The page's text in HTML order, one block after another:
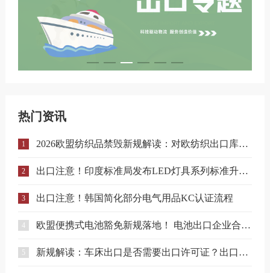
热门资讯
1 2026欧盟纺织品禁毁新规解读：对欧纺织出口库存合规与溯源指南
2 出口注意！印度标准局发布LED灯具系列标准升级实施指南
3 出口注意！韩国简化部分电气用品KC认证流程
4 欧盟便携式电池豁免新规落地！ 电池出口企业合规要点解读
5 新规解读：车床出口是否需要出口许可证？出口合规注意事项